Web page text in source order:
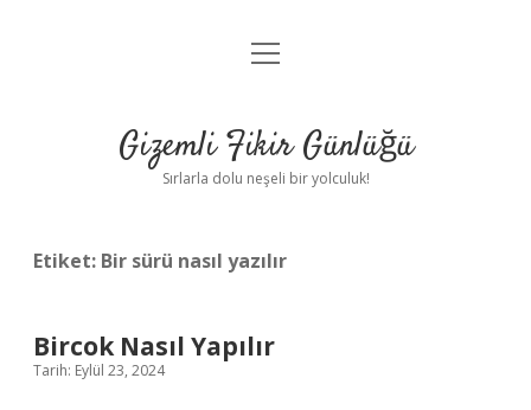
Anasayfa
Yasal Uyarı
menüyü
Gizemli Fikir Günlüğü
Sırlarla dolu neşeli bir yolculuk!
Etiket: Bir sürü nasıl yazılır
Bircok Nasıl Yapılır
Tarih: Eylül 23, 2024